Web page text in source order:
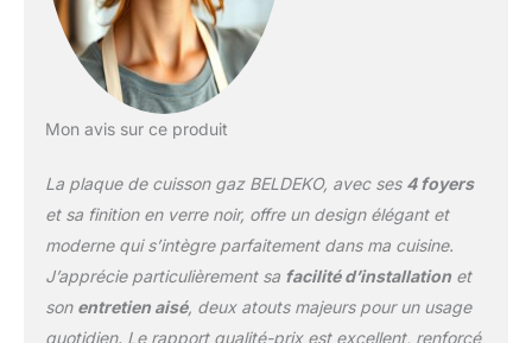
athermique élégante +
grilles de brûleurs en
fonte robuste pour un
facilement une plaque
existante de 60 cm sans
gros travaux
Sécurité
d’extinction accidentelle
de la flamme, l’arrivée de
gaz est
Mon avis sur ce produit
La plaque de cuisson gaz BELDEKO, avec ses 4 foyers
et sa finition en verre noir, offre un design élégant et
moderne qui s’intègre parfaitement dans ma cuisine.
J’apprécie particulièrement sa facilité d’installationet
son entretien aisé, deux atouts majeurs pour un usage
quotidien. Le rapport qualité-prix est excellent, renforcé